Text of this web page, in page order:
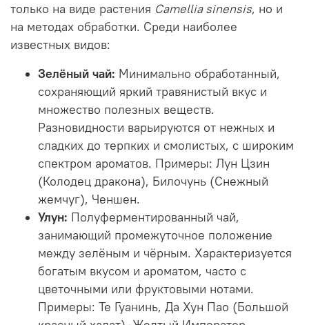
только на виде растения Camellia sinensis, но и
на методах обработки. Среди наиболее
известных видов:
Зелёный чай: Минимально обработанный,
сохраняющий яркий травянистый вкус и
множество полезных веществ.
Разновидности варьируются от нежных и
сладких до терпких и смолистых, с широким
спектром ароматов. Примеры: Лун Цзин
(Колодец дракона), Билочунь (Снежный
жемчуг), Ченшен.
Улун: Полуферментированный чай,
занимающий промежуточное положение
между зелёным и чёрным. Характеризуется
богатым вкусом и ароматом, часто с
цветочными или фруктовыми нотами.
Примеры: Те Гуанинь, Да Хун Пао (Большой